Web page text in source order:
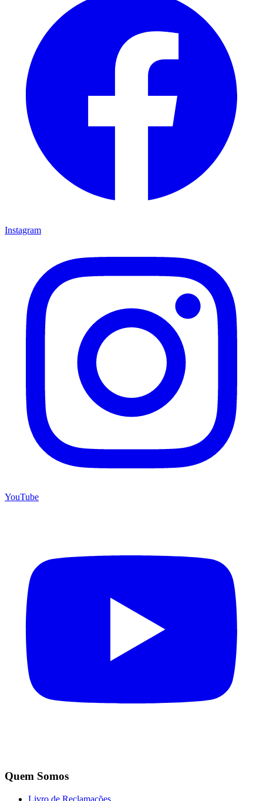
Instagram
YouTube
Quem Somos
Livro de Reclamações